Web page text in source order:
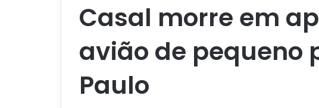
Casal morre em
avião de pequeno
Paulo